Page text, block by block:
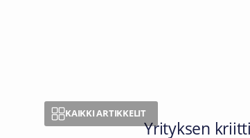
KAIKKI ARTIKKELIT
Yrityksen